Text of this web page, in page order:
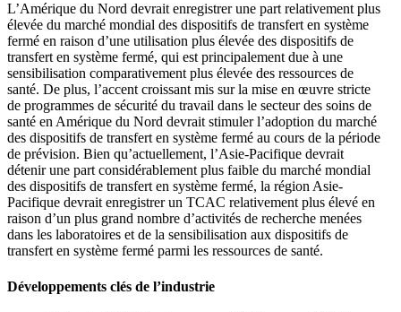
L’Amérique du Nord devrait enregistrer une part relativement plus
élevée du marché mondial des dispositifs de transfert en système
fermé en raison d’une utilisation plus élevée des dispositifs de
transfert en système fermé, qui est principalement due à une
sensibilisation comparativement plus élevée des ressources de
santé. De plus, l’accent croissant mis sur la mise en œuvre stricte
de programmes de sécurité du travail dans le secteur des soins de
santé en Amérique du Nord devrait stimuler l’adoption du marché
des dispositifs de transfert en système fermé au cours de la période
de prévision. Bien qu’actuellement, l’Asie-Pacifique devrait
détenir une part considérablement plus faible du marché mondial
des dispositifs de transfert en système fermé, la région Asie-
Pacifique devrait enregistrer un TCAC relativement plus élevé en
raison d’un plus grand nombre d’activités de recherche menées
dans les laboratoires et de la sensibilisation aux dispositifs de
transfert en système fermé parmi les ressources de santé.
Développements clés de l’industrie